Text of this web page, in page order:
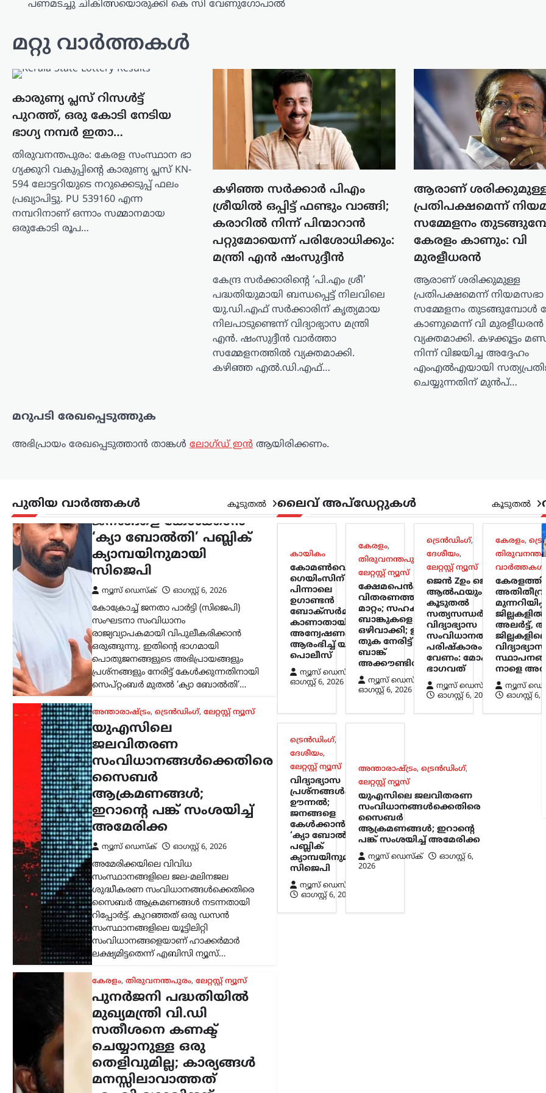
പണമടച്ചു ചികിത്സയൊരുക്കി കെ സി വേണുഗോപാൽ
മറ്റു വാർത്തകൾ
കാരുണ്യ പ്ലസ് റിസൾട്ട്
പുറത്ത്, ഒരു കോടി നേടിയ
ഭാഗ്യ നമ്പർ ഇതാ…
തിരുവനന്തപുരം: കേരള സംസ്ഥാന ഭാ​
ഗ്യക്കുറി വകുപ്പിന്റെ കാരുണ്യ പ്ലസ് KN-
594 ലോട്ടറിയുടെ നറുക്കെടുപ്പ് ഫലം
പ്രഖ്യാപിട്ടു. PU 539160 എന്ന
നമ്പറിനാണ് ഒന്നാം സമ്മാനമായ
ഒരുകോടി രൂപ…
കഴിഞ്ഞ സർക്കാർ പിഎം
ശ്രീയിൽ ഒപ്പിട്ട് ഫണ്ടും വാങ്ങി;
കരാറിൽ നിന്ന് പിന്മാറാൻ
പറ്റുമോയെന്ന് പരിശോധിക്കും:
മന്ത്രി എൻ ഷംസുദ്ദീൻ
കേന്ദ്ര സർക്കാരിന്റെ ‘പി.എം ശ്രീ’
പദ്ധതിയുമായി ബന്ധപ്പെട്ട് നിലവിലെ
യു.ഡി.എഫ് സർക്കാരിന് കൃത്യമായ
നിലപാടുണ്ടെന്ന് വിദ്യാഭ്യാസ മന്ത്രി
എൻ. ഷംസുദ്ദീൻ വാർത്താ
സമ്മേളനത്തിൽ വ്യക്തമാക്കി.
കഴിഞ്ഞ എൽ.ഡി.എഫ്…
ആരാണ്
പ്രതിപക്ഷമെന്ന്
സമ്മേളനം
കേരളം കാണും: വി
മുരളീധരൻ
ആരാണ് ശരിക്കുമുള്ള
പ്രതിപക്ഷമെന്ന് നിയമസഭാ
സമ്മേളനം തുടങ്ങുമ്പോൾ
കാണുമെന്ന് വി മുരളീധരൻ
വ്യക്തമാക്കി. കഴക്കൂട്ടം
നിന്ന് വിജയിച്ച അദ്ദേഹം
എംഎൽഎയായി
ചെയ്യുന്നതിന് മുൻപ്…
മറുപടി രേഖപ്പെടുത്തുക
അഭിപ്രായം രേഖപ്പെടുത്താ‍ൻ താങ്കൾ ലോഗ്ഡ് ഇൻ ആയിരിക്കണം.
പുതിയ വാർത്തകൾ കൂടുതൽ
ജില്ലകളിലെ വിദ്യാഭ്യാസ
സ്ഥാപനങ്ങൾക്ക് നാളെ
അവധി
ശക്തിപ്രാപിക്കുന്ന സാഹചര്യത്തിൽ
കേന്ദ്ര കാലാവസ്ഥ വകുപ്പ് വിവിധ
ജില്ലകളിൽ മുന്നറിയിപ്പുകൾ പുതുക്കി.
പത്തനംതിട്ട, കോട്ടയം, ഇടുക്കി
പ്രഖ്യാപിച്ചപ്പോൾ കണ്ണൂർ,…
ട്രെൻഡിംഗ്,ദേശീയം,ലേറ്റസ്റ്റ് ന്യൂസ്
വിദ്യാഭ്യാസ
പ്രശ്നങ്ങൾക്ക് ഊന്നൽ;
ജനങ്ങളെ കേൾക്കാൻ
‘ക്യാ ബോൽതി’ പബ്ലിക്
ഓഗസ്റ്റ്‌ 6, 2026
കോക്രോച്ച് ജനതാ പാർട്ടി (സിജെപി)
പൊതുജനങ്ങളുടെ അഭിപ്രായങ്ങളും
അന്താരാഷ്ട്രം
യുഎസിലെ
ആക്രമണങ്ങൾ;
ഇറാന്റെ പങ്ക് സംശയിച്ച്
അമേരിക്ക
ന്യൂസ് ഡെസ്ക് ഓഗസ്റ്റ്‌ 6, 2026
അമേരിക്കയിലെ വിവിധ
സംസ്ഥാനങ്ങളിലെ ജല-മലിനജല
ശുദ്ധീകരണ സംവിധാനങ്ങൾക്കെതിരെ
സൈബർ ആക്രമണങ്ങൾ നടന്നതായി
റിപ്പോർട്ട്. കുറഞ്ഞത് ഒരു ഡസൻ
സംസ്ഥാനങ്ങളിലെ യൂട്ടിലിറ്റി
സംവിധാനങ്ങളെയാണ് ഹാക്കർമാർ
ലക്ഷ്യമിട്ടതെന്ന് എബിസി ന്യൂസ്…
കേരളം
പുനർജനി പദ്ധതിയിൽ
മുഖ്യമന്ത്രി വി.ഡി
സതീശനെ കണക്ട്
ചെയ്യാനുള്ള ഒരു
തെളിവുമില്ല; കാര്യങ്ങൾ
മനസ്സിലാവാത്തത്
എം.വി ഗോവിന്ദന്
മാത്രം: രമേശ്
ചെന്നിത്തല
ന്യൂസ് ഡെസ്ക് ഓഗസ്റ്റ്‌ 6, 2026
പുനർജനി പദ്ധതിയുമായി ബന്ധപ്പെട്ട
കേസിൽ മുഖ്യമന്ത്രി വി.ഡി. സതീശനെ
കണക്ട് ചെയ്യാനുള്ള ഒരു തെളിവും
അന്വേഷണത്തിൽ കണ്ടെത്തിയിട്ടില്ലെന്ന്
ആഭ്യന്തരമന്ത്രി രമേശ് ചെന്നിത്തല.
പിണറായി വിജയൻ
മുഖ്യമന്ത്രിയായിരുന്ന കാലത്താണ്…
കേരളം, ട്രെൻഡിംഗ്,തിരുവനന്തപുരം,
വാർത്തകൾ
കേരളത്തിൽ
അതിതീവ്ര മഴ
മുന്നറിയിപ്പ്; മൂന്ന്
ജില്ലകളിൽ റെഡ്
അലർട്ട്, അഞ്ച്
ലൈവ് അപ്‌ഡേറ്റുകൾ കൂടുതൽ
കായികം
കോമൺവെൽത്ത്
ഗെയിംസിന്
പിന്നാലെ
ഉഗാണ്ടൻ
ബോക്സർമാരെ
കാണാതായി;
അന്വേഷണം
ആരംഭിച്ച് യുകെ
പൊലീസ്
ന്യൂസ് ഡെസ്ക്
ഓഗസ്റ്റ്‌ 6, 2026
കേരളം,
തിരുവനന്തപുരം
ലേറ്റസ്റ്റ് ന്യൂസ്
ക്ഷേമപെൻഷൻ
വിതരണത്തിൽ
മാറ്റം; സഹകരണ
ബാങ്കുകളെ
ഒഴിവാക്കി; ഇനി
തുക നേരിട്ട്
ബാങ്ക്
അക്കൗണ്ടിലേക്ക്
ന്യൂസ് ഡെസ്ക്
ഓഗസ്റ്റ്‌ 6, 2026
ട്രെൻഡിംഗ്,
ദേശീയം,
ലേറ്റസ്റ്റ് ന്യൂസ്
ജെൻ Zഉം ജെൻ
ആൽഫയും
കൂടുതൽ
സത്യസന്ധർ;
വിദ്യാഭ്യാസ
സംവിധാനത്തിൽ
പരിഷ്കാരം
വേണം: മോഹൻ
ഭാഗവത്
ന്യൂസ് ഡെസ്ക്
ഓഗസ്റ്റ്‌ 6, 2026
കേരളം,
വാർത്തകൾ
അലർട്ട്,
ജില്ലകളിലെ
വിദ്യാഭ്യാസ
നാളെ
ന്യൂസ്
ഓഗസ്റ്റ്‌ 6,
ട്രെൻഡിംഗ്,
ദേശീയം,
ലേറ്റസ്റ്റ് ന്യൂസ്
വിദ്യാഭ്യാസ
പ്രശ്നങ്ങൾക്ക്
ഊന്നൽ;
ജനങ്ങളെ
കേൾക്കാൻ
‘ക്യാ ബോൽതി’
പബ്ലിക്
ക്യാമ്പയിനുമായി
സിജെപി
ന്യൂസ് ഡെസ്ക്
ഓഗസ്റ്റ്‌ 6, 2026
അന്താരാഷ്ട്രം, ട്രെൻഡിംഗ്,
ലേറ്റസ്റ്റ് ന്യൂസ്
യുഎസിലെ ജലവിതരണ
സംവിധാനങ്ങൾക്കെതിരെ
സൈബർ
ആക്രമണങ്ങൾ; ഇറാന്റെ
പങ്ക് സംശയിച്ച് അമേരിക്ക
ന്യൂസ് ഡെസ്ക്
ഓഗസ്റ്റ്‌ 6,
2026